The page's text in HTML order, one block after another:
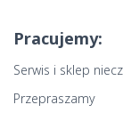
Pracujemy:
Serwis i sklep
Przepraszamy